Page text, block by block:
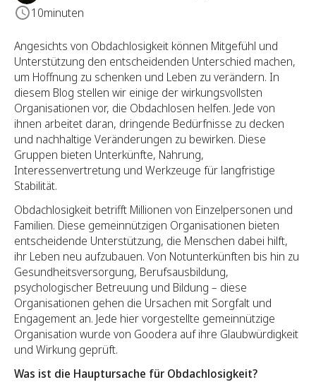
10minuten
Angesichts von Obdachlosigkeit können Mitgefühl und
Unterstützung den entscheidenden Unterschied machen,
um Hoffnung zu schenken und Leben zu verändern. In
diesem Blog stellen wir einige der wirkungsvollsten
Organisationen vor, die Obdachlosen helfen. Jede von
ihnen arbeitet daran, dringende Bedürfnisse zu decken
und nachhaltige Veränderungen zu bewirken. Diese
Gruppen bieten Unterkünfte, Nahrung,
Interessenvertretung und Werkzeuge für langfristige
Stabilität.
Obdachlosigkeit betrifft Millionen von Einzelpersonen und
Familien. Diese gemeinnützigen Organisationen bieten
entscheidende Unterstützung, die Menschen dabei hilft,
ihr Leben neu aufzubauen. Von Notunterkünften bis hin zu
Gesundheitsversorgung, Berufsausbildung,
psychologischer Betreuung und Bildung – diese
Organisationen gehen die Ursachen mit Sorgfalt und
Engagement an. Jede hier vorgestellte gemeinnützige
Organisation wurde von Goodera auf ihre Glaubwürdigkeit
und Wirkung geprüft.
Was ist die Hauptursache für Obdachlosigkeit?